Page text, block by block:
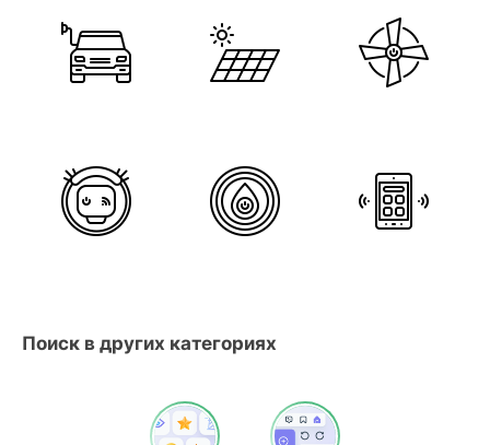
Поиск в других категориях